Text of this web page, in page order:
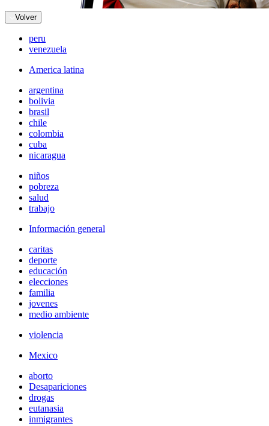
Volver
peru
venezuela
America latina
argentina
bolivia
brasil
chile
colombia
cuba
nicaragua
niños
pobreza
salud
trabajo
Información general
caritas
deporte
educación
elecciones
familia
jovenes
medio ambiente
violencia
Mexico
aborto
Desapariciones
drogas
eutanasia
inmigrantes